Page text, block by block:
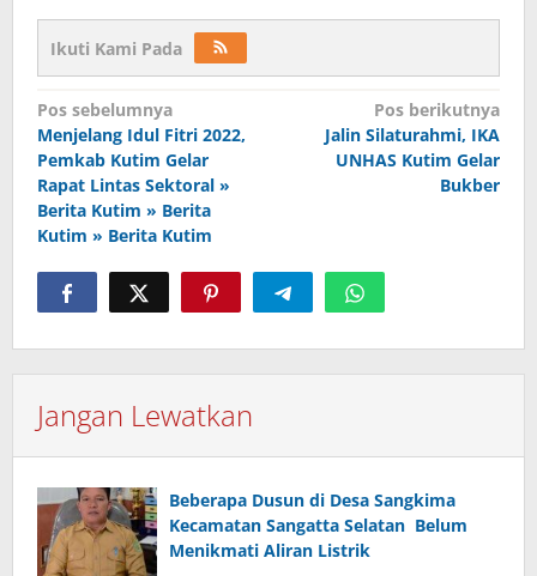
Ikuti Kami Pada
Navigasi
pos
Pos sebelumnya
Menjelang Idul Fitri 2022,
Pemkab Kutim Gelar
Rapat Lintas Sektoral »
Berita Kutim » Berita
Kutim » Berita Kutim
Pos berikutnya
Jalin Silaturahmi, IKA
UNHAS Kutim Gelar
Bukber
Jangan Lewatkan
Beberapa Dusun di Desa Sangkima
Kecamatan Sangatta Selatan Belum
Menikmati Aliran Listrik